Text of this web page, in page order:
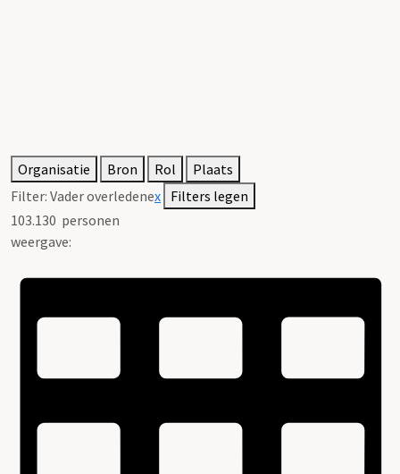
Organisatie Bron Rol
Plaats
Filter: Vader overledenex Filters legen
103.130 personen
weergave: